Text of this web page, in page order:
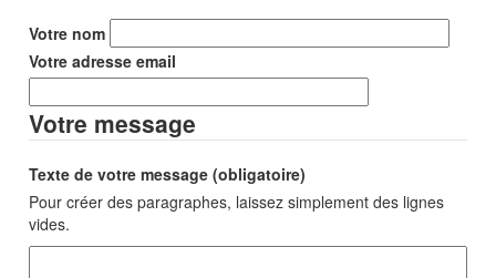
Votre nom
Votre adresse email
Votre message
Texte de votre message (obligatoire)
Pour créer des paragraphes, laissez simplement des lignes
vides.